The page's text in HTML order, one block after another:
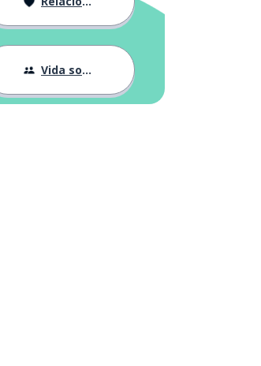
Vida social